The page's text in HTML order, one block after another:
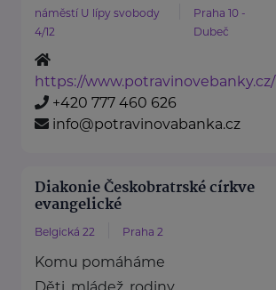
náměstí U lípy svobody
4/12
Praha 10 -
Dubeč
https://www.potravinovebanky.cz/
+420 777 460 626
info@potravinovabanka.cz
Diakonie Českobratrské církve
evangelické
Belgická 22 Praha 2
Komu pomáháme